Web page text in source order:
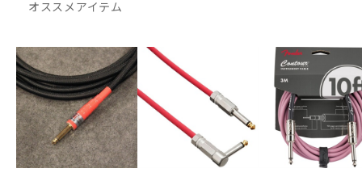
オススメアイテム